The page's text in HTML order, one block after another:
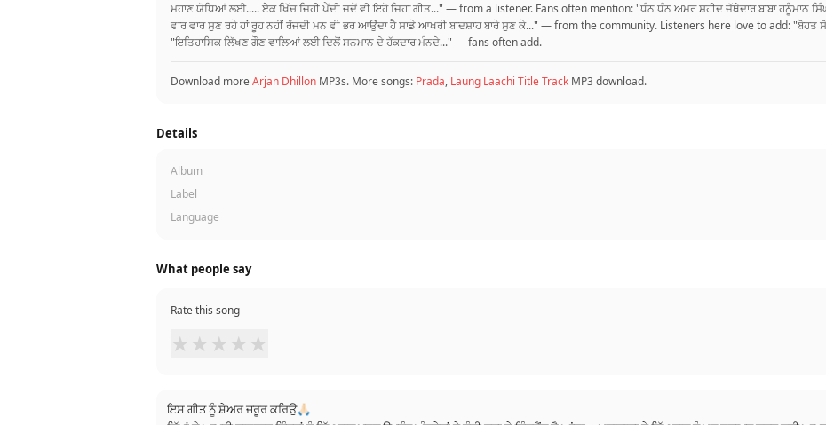
ਮਹਾਣ ਯੋਧਿਆਂ ਲਈ..... ਏਕ ਖਿੱਚ ਜਿਹੀ ਪੈਂਦੀ ਜਦੋਂ ਵੀ ਇਹੋ ਜਿਹਾ ਗੀਤ..." — from a listener. Fans often mention: "ਧੰਨ ਧੰਨ ਅਮਰ ਸ਼ਹੀਦ ਜੱਥੇਦਾਰ ਬਾਬਾ ਹਨੂੰਮਾਨ
ਵਾਰ ਵਾਰ ਸੁਣ ਰਹੇ ਹਾਂ ਰੂਹ ਨਹੀਂ ਰੱਜਦੀ ਮਨ ਵੀ ਭਰ ਆਉਂਦਾ ਹੈ ਸਾਡੇ ਆਖਰੀ ਬਾਦਸ਼ਾਹ ਬਾਰੇ ਸੁਣ ਕੇ..." — from the community. Listeners here love to add: "ਬੋਹਤ
"ਇਤਿਹਾਸਿਕ ਲਿੱਖਣ ਗੌਣ ਵਾਲਿਆਂ ਲਈ ਦਿਲੋਂ ਸਨਮਾਨ ਦੇ ਹੱਕਦਾਰ ਮੰਨਦੇ..." — fans often add.
Download moreArjan Dhillon MP3s. More songs: Prada, Laung Laachi Title Track MP3 download.
Details
Album
Label
Language
What people say
Rate this song
★ ★ ★ ★ ★
ਇਸ ਗੀਤ ਨੂੰ ਸ਼ੇਅਰ ਜਰੂਰ ਕਰਿਉ🙏🏻